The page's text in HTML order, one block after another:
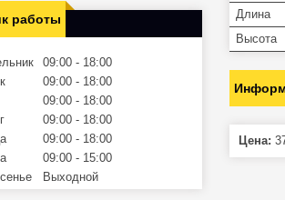
Длина
Высота
Цена:
работы
09:00
18:00
09:00
18:00
09:00
18:00
09:00
18:00
09:00
18:00
09:00
15:00
Выходной